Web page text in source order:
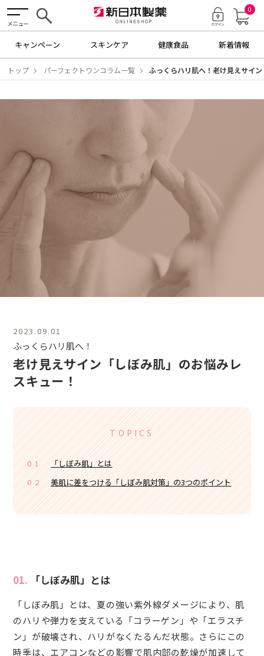
メニュー
0
キャンペーン スキンケア 健康食品 新着情報
トップ パーフェクトワンコラム一覧 ふっくらハリ肌へ！老け見えサイ
2023.09.01
ふっくらハリ肌へ！
老け見えサイン「しぼみ肌」のお悩みレ
スキュー！
TOPICS
01
「しぼみ肌」とは
02
美肌に差をつける「しぼみ肌対策」の3つのポイント
01. 「しぼみ肌」とは
「しぼみ肌」とは、夏の強い紫外線ダメージにより、肌
のハリや弾力を支えている「コラーゲン」や「エラスチ
ン」が破壊され、ハリがなくたるんだ状態。さらにこの
時季は、エアコンなどの影響で肌内部の乾燥が加速して